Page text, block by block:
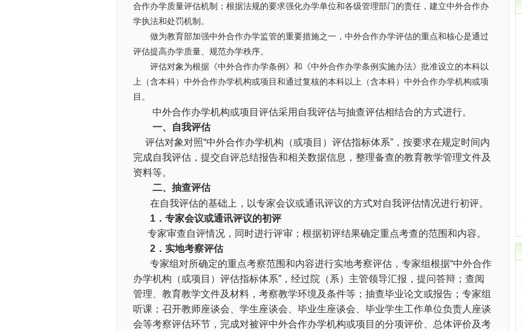
合作办学质量评估机制；根据法规的要求强化办学单位和各级管理部门的责任，建立中外合作办
学执法和处罚机制。
做为教育部加强中外合作办学监管的重要措施之一，中外合作办学评估的重点和核心是通过
评估提高办学质量、规范办学秩序。
评估对象为根据《中外合作办学条例》和《中外合作办学条例实施办法》批准设立的本科以
上（含本科）中外合作办学机构或项目和通过复核的本科以上（含本科）中外合作办学机构或项
目。
中外合作办学机构或项目评估采用自我评估与抽查评估相结合的方式进行。
一、自我评估
评估对象对照“中外合作办学机构（或项目）评估指标体系”，按要求在规定时间内
完成自我评估，提交自评总结报告和相关数据信息，整理备查的教育教学管理文件及
资料等。
二、抽查评估
在自我评估的基础上，以专家会议或通讯评议的方式对自我评估情况进行初评。
1 ．专家会议或通讯评议的初评
专家审查自评情况，同时进行评审；根据初评结果确定重点考查的范围和内容。
2 ．实地考察评估
专家组对所确定的重点考察范围和内容进行实地考察评估，专家组根据“中外合作
办学机构（或项目）评估指标体系”，经过院（系）主管领导汇报，提问答辩；查阅
管理、教育教学文件及材料，考察教学环境及条件等；抽查毕业论文或报告；专家组
听课；召开教师座谈会、学生座谈会、毕业生座谈会、毕业学生工作单位负责人座谈
会等考察评估环节，完成对被评中外合作办学机构或项目的分项评价、总体评价及考